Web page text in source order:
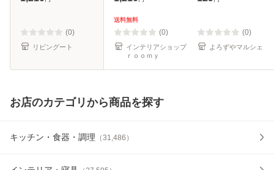
応 200ml 持ち手付
き 透明 見やす
(0)
リビングート
食洗機対応 トライ
タン 200ml 計量
大さじ
送料無料
(0)
インテリアショップ
ｒｏｏｍｙ
(0)
よろずやマルシェ
お店のカテゴリから商品を探す
キッチン・食器・調理 （31,486 ）